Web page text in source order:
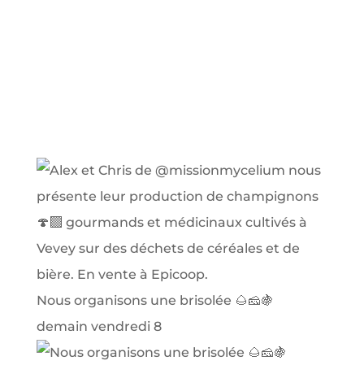
Nous organisons une brisolée 🌰🧀🍇
demain vendredi 8